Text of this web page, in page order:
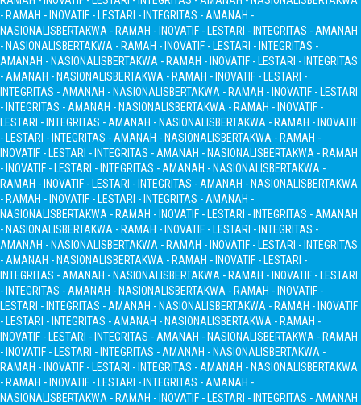
- RAMAH - INOVATIF - LESTARI - INTEGRITAS - AMANAH -
NASIONALISBERTAKWA - RAMAH - INOVATIF - LESTARI - INTEGRITAS - AMANAH
- NASIONALISBERTAKWA - RAMAH - INOVATIF - LESTARI - INTEGRITAS -
AMANAH - NASIONALISBERTAKWA - RAMAH - INOVATIF - LESTARI - INTEGRITAS
- AMANAH - NASIONALISBERTAKWA - RAMAH - INOVATIF - LESTARI -
INTEGRITAS - AMANAH - NASIONALISBERTAKWA - RAMAH - INOVATIF - LESTARI
- INTEGRITAS - AMANAH - NASIONALISBERTAKWA - RAMAH - INOVATIF -
LESTARI - INTEGRITAS - AMANAH - NASIONALISBERTAKWA - RAMAH - INOVATIF
- LESTARI - INTEGRITAS - AMANAH - NASIONALISBERTAKWA - RAMAH -
INOVATIF - LESTARI - INTEGRITAS - AMANAH - NASIONALISBERTAKWA - RAMAH
- INOVATIF - LESTARI - INTEGRITAS - AMANAH - NASIONALISBERTAKWA -
RAMAH - INOVATIF - LESTARI - INTEGRITAS - AMANAH - NASIONALISBERTAKWA
- RAMAH - INOVATIF - LESTARI - INTEGRITAS - AMANAH -
NASIONALISBERTAKWA - RAMAH - INOVATIF - LESTARI - INTEGRITAS - AMANAH
- NASIONALISBERTAKWA - RAMAH - INOVATIF - LESTARI - INTEGRITAS -
AMANAH - NASIONALISBERTAKWA - RAMAH - INOVATIF - LESTARI - INTEGRITAS
- AMANAH - NASIONALISBERTAKWA - RAMAH - INOVATIF - LESTARI -
INTEGRITAS - AMANAH - NASIONALISBERTAKWA - RAMAH - INOVATIF - LESTARI
- INTEGRITAS - AMANAH - NASIONALISBERTAKWA - RAMAH - INOVATIF -
LESTARI - INTEGRITAS - AMANAH - NASIONALISBERTAKWA - RAMAH - INOVATIF
- LESTARI - INTEGRITAS - AMANAH - NASIONALISBERTAKWA - RAMAH -
INOVATIF - LESTARI - INTEGRITAS - AMANAH - NASIONALISBERTAKWA - RAMAH
- INOVATIF - LESTARI - INTEGRITAS - AMANAH - NASIONALISBERTAKWA -
RAMAH - INOVATIF - LESTARI - INTEGRITAS - AMANAH - NASIONALISBERTAKWA
- RAMAH - INOVATIF - LESTARI - INTEGRITAS - AMANAH -
NASIONALISBERTAKWA - RAMAH - INOVATIF - LESTARI - INTEGRITAS - AMANAH